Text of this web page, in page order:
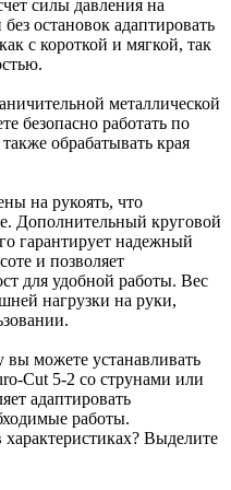
силы давления на
остановок адаптировать
с короткой и мягкой, так
металлической
безопасно работать по
обрабатывать края
на рукоять, что
Дополнительный круговой
гарантирует надежный
и позволяет
для удобной работы. Вес
нагрузки на руки,
вы можете устанавливать
Cut 5-2 со струнами или
адаптировать
работы.
Выделите